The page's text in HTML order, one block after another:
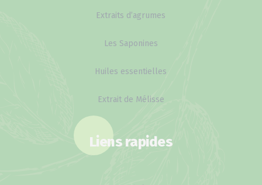
Extraits d’agrumes
Les Saponines
Huiles essentielles
Extrait de Mélisse
Liens rapides